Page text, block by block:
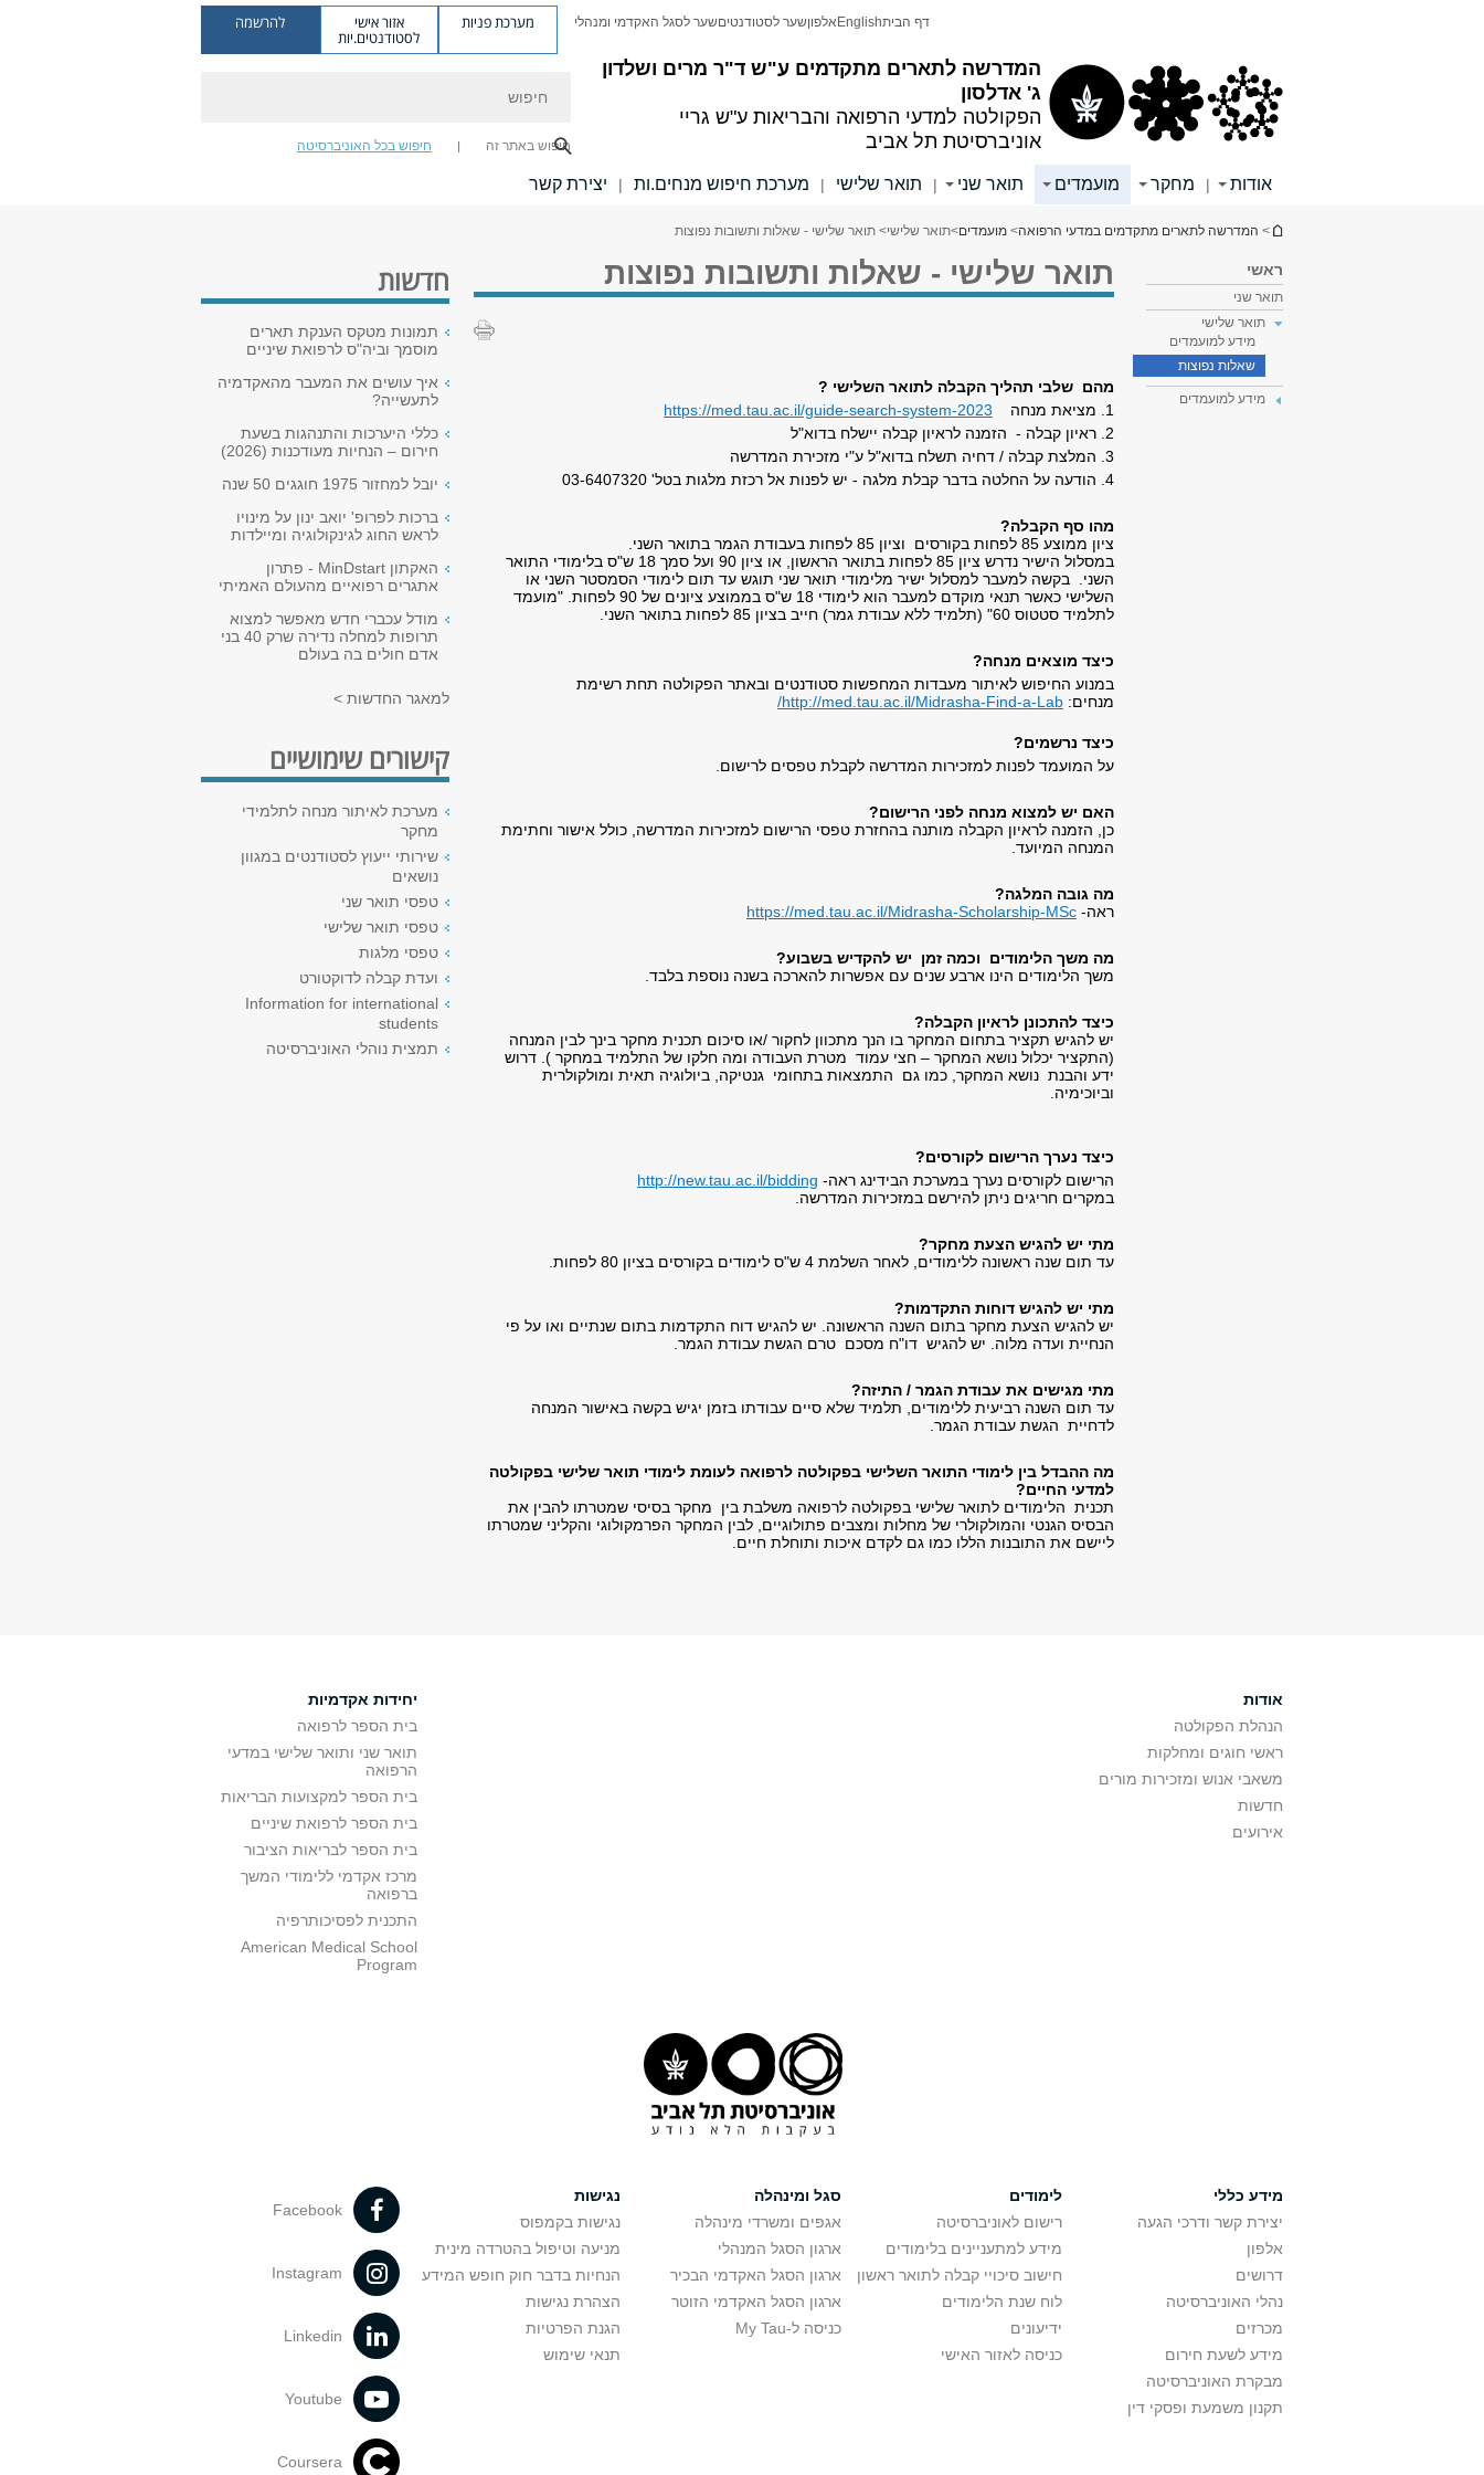
המדרשה לתארים מתקדמים ע"ש ד"ר מרים ושלדון
ג' אדלסון
הפקולטה למדעי הרפואה והבריאות ע"ש גריי
אוניברסיטת תל אביב
דף הביתEnglish אלפוןשער לסטודנטיםשער לסגל האקדמי ומנהלי מערכת פניות אזור אישי
לסטודנטים.יות
להרשמה
חיפוש באתר זה חיפוש בכל האוניברסיטה
אודות | מחקר מועמדים תואר שני | תואר שלישי | מערכת חיפוש מנחים.ות | יצירת קשר
הינך נמצא כאן
> המדרשה לתארים מתקדמים במדעי הרפואה> מועמדים>תואר שלישי> תואר שלישי - שאלות ותשובות נפוצות
ראשי
תואר שני
תואר שלישי
מידע למועמדים
שאלות נפוצות
מידע למועמדים
תואר שלישי - שאלות ותשובות נפוצות
מהם שלבי תהליך הקבלה לתואר השלישי ?
1. מציאת מנחה
https://med.tau.ac.il/guide-search-system-2023
2. ראיון קבלה - הזמנה לראיון קבלה יישלח בדוא"ל
3. המלצת קבלה / דחיה תשלח בדוא"ל ע"י מזכירת המדרשה
4. הודעה על החלטה בדבר קבלת מלגה - יש לפנות אל רכזת מלגות בטל' 03-6407320
מהו סף הקבלה?
ציון ממוצע 85 לפחות בקורסים וציון 85 לפחות בעבודת הגמר בתואר השני.
במסלול הישיר נדרש ציון 85 לפחות בתואר הראשון, או ציון 90 ועל סמך 18 ש"ס בלימודי התואר
השני. בקשה למעבר למסלול ישיר מלימודי תואר שני תוגש עד תום לימודי הסמסטר השני או
השלישי כאשר תנאי מוקדם למעבר הוא לימודי 18 ש"ס בממוצע ציונים של 90 לפחות. "מועמד
לתלמיד סטטוס 60" (תלמיד ללא עבודת גמר) חייב בציון 85 לפחות בתואר השני.
כיצד מוצאים מנחה?
במנוע החיפוש לאיתור מעבדות המחפשות סטודנטים ובאתר הפקולטה תחת רשימת
מנחים: http://med.tau.ac.il/Midrasha-Find-a-Lab/
כיצד נרשמים?
על המועמד לפנות למזכירות המדרשה לקבלת טפסים לרישום.
האם יש למצוא מנחה לפני הרישום?
כן, הזמנה לראיון הקבלה מותנה בהחזרת טפסי הרישום למזכירות המדרשה, כולל אישור וחתימת
המנחה המיועד.
מה גובה המלגה?
ראה- https://med.tau.ac.il/Midrasha-Scholarship-MSc
מה משך הלימודים וכמה זמן יש להקדיש בשבוע?
משך הלימודים הינו ארבע שנים עם אפשרות להארכה בשנה נוספת בלבד.
כיצד להתכונן לראיון הקבלה?
יש להגיש תקציר בתחום המחקר בו הנך מתכוון לחקור /או סיכום תכנית מחקר בינך לבין המנחה
(התקציר יכלול נושא המחקר – חצי עמוד מטרת העבודה ומה חלקו של התלמיד במחקר ). דרוש
ידע והבנת נושא המחקר, כמו גם התמצאות בתחומי גנטיקה, ביולוגיה תאית ומולקולרית
וביוכימיה.
כיצד נערך הרישום לקורסים?
הרישום לקורסים נערך במערכת הבידינג ראה- http://new.tau.ac.il/bidding
במקרים חריגים ניתן להירשם במזכירות המדרשה.
מתי יש להגיש הצעת מחקר?
עד תום שנה ראשונה ללימודים, לאחר השלמת 4 ש"ס לימודים בקורסים בציון 80 לפחות.
מתי יש להגיש דוחות התקדמות?
יש להגיש הצעת מחקר בתום השנה הראשונה. יש להגיש דוח התקדמות בתום שנתיים ואו על פי
הנחיית ועדה מלוה. יש להגיש דו"ח מסכם טרם הגשת עבודת הגמר.
מתי מגישים את עבודת הגמר / התיזה?
עד תום השנה רביעית ללימודים, תלמיד שלא סיים עבודתו בזמן יגיש בקשה באישור המנחה
לדחיית הגשת עבודת הגמר.
מה ההבדל בין לימודי התואר השלישי בפקולטה לרפואה לעומת לימודי תואר שלישי בפקולטה
למדעי החיים?
תכנית הלימודים לתואר שלישי בפקולטה לרפואה משלבת בין מחקר בסיסי שמטרתו להבין את
הבסיס הגנטי והמולקולרי של מחלות ומצבים פתולוגיים, לבין המחקר הפרמקולוגי והקליני שמטרתו
ליישם את התובנות הללו כמו גם לקדם איכות ותוחלת חיים.
חדשות
תמונות מטקס הענקת תארים
מוסמך וביה"ס לרפואת שיניים
איך עושים את המעבר מהאקדמיה
לתעשייה?
כללי היערכות והתנהגות בשעת
חירום – הנחיות מעודכנות (2026)
יובל למחזור 1975 חוגגים 50 שנה
ברכות לפרופ' יואב ינון על מינויו
לראש החוג לגינקולוגיה ומיילדות
האקתון MinDstart - פתרון
אתגרים רפואיים מהעולם האמיתי
מודל עכברי חדש מאפשר למצוא
תרופות למחלה נדירה שרק 40 בני
אדם חולים בה בעולם
למאגר החדשות >
קישורים שימושיים
מערכת לאיתור מנחה לתלמידי
מחקר
שירותי ייעוץ לסטודנטים במגוון
נושאים
טפסי תואר שני
טפסי תואר שלישי
טפסי מלגות
ועדת קבלה לדוקטורט
Information for international
students
תמצית נוהלי האוניברסיטה
אודות
הנהלת הפקולטה
ראשי חוגים ומחלקות
משאבי אנוש ומזכירות מורים
חדשות
אירועים
יחידות אקדמיות
בית הספר לרפואה
תואר שני ותואר שלישי במדעי
הרפואה
בית הספר למקצועות הבריאות
בית הספר לרפואת שיניים
בית הספר לבריאות הציבור
מרכז אקדמי ללימודי המשך
ברפואה
התכנית לפסיכותרפיה
American Medical School
Program
מידע כללי
יצירת קשר ודרכי הגעה
אלפון
דרושים
נהלי האוניברסיטה
מכרזים
מידע לשעת חירום
מבקרת האוניברסיטה
תקנון משמעת ופסקי דין
לימודים
רישום לאוניברסיטה
מידע למתעניינים בלימודים
חישוב סיכויי קבלה לתואר ראשון
לוח שנת הלימודים
ידיעונים
כניסה לאזור האישי
סגל ומינהלה
אגפים ומשרדי מינהלה
ארגון הסגל המנהלי
ארגון הסגל האקדמי הבכיר
ארגון הסגל האקדמי הזוטר
כניסה ל-My Tau
נגישות
נגישות בקמפוס
מניעה וטיפול בהטרדה מינית
הנחיות בדבר חוק חופש המידע
הצהרת נגישות
הגנת הפרטיות
תנאי שימוש
Facebook
Instagram
Linkedin
Youtube
Coursera